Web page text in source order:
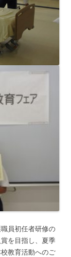
員初任者研修の
を目指し、夏季
教育活動へのご